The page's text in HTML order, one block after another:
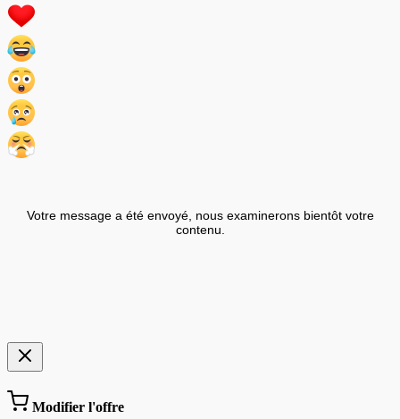
Votre message a été envoyé, nous examinerons bientôt votre
contenu.
Modifier l'offre